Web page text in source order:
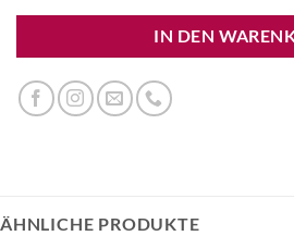
IN DEN
ÄHNLICHE PRODUKTE